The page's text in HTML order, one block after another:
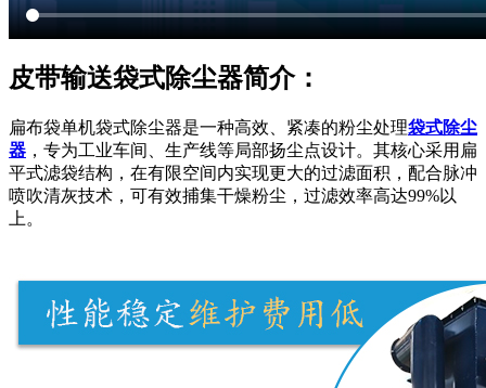
皮带输送袋式除尘器简介：
扁布袋单机袋式除尘器是一种高效、紧凑的粉尘处理袋式除尘
器 ，专为工业车间、生产线等局部扬尘点设计。其核心采用扁
平式滤袋结构，在有限空间内实现更大的过滤面积，配合脉冲
喷吹清灰技术，可有效捕集干燥粉尘，过滤效率高达99%以
上。